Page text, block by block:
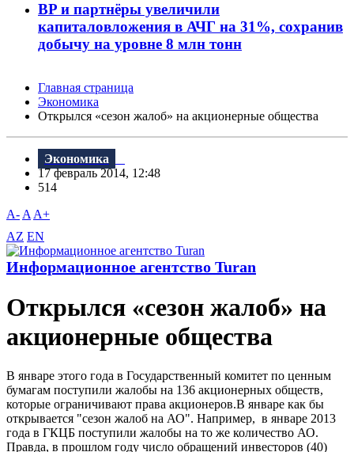
BP и партнёры увеличили
капиталовложения в АЧГ на 31%, сохранив
добычу на уровне 8 млн тонн
Главная страница
Экономика
Открылся «сезон жалоб» на акционерные общества
Экономика
17 февраль 2014, 12:48
514
A- A A+
AZ EN
Информационное агентство Turan
Открылся «сезон жалоб» на
акционерные общества
В январе этого года в Государственный комитет по ценным
бумагам поступили жалобы на 136 акционерных обществ,
которые ограничивают права акционеров.В январе как бы
открывается "сезон жалоб на АО". Например, в январе 2013
года в ГКЦБ поступили жалобы на то же количество АО.
Правда, в прошлом году число обращений инвесторов (40)